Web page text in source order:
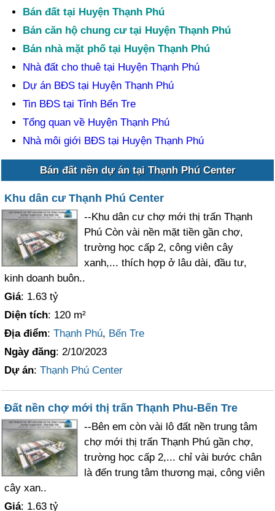
Bán đất tại Huyện Thạnh Phú
Bán căn hộ chung cư tại Huyện Thạnh Phú
Bán nhà mặt phố tại Huyện Thạnh Phú
Nhà đất cho thuê tại Huyện Thạnh Phú
Dự án BĐS tại Huyện Thạnh Phú
Tin BĐS tại Tỉnh Bến Tre
Tổng quan về Huyện Thạnh Phú
Nhà môi giới BĐS tại Huyện Thạnh Phú
Bán đất nền dự án tại Thạnh Phú Center
Khu dân cư Thạnh Phú Center
--Khu dân cư chợ mới thị trấn Thạnh
Phú Còn vài nền mặt tiền gần chợ,
trường học cấp 2, công viên cây
xanh,... thích hợp ở lâu dài, đầu tư,
kinh doanh buôn..
Giá: 1.63 tỷ
Diện tích: 120 m²
Địa điểm:Thạnh Phú, Bến Tre
Ngày đăng: 2/10/2023
Dự án:Thạnh Phú Center
Đất nền chợ mới thị trấn Thạnh Phu-Bến Tre
--Bên em còn vài lô đất nền trung tâm
chợ mới thị trấn Thạnh Phú gần chợ,
trường học cấp 2,... chỉ vài bước chân
là đến trung tâm thương mại, công viên
cây xan..
Giá: 1.63 tỷ